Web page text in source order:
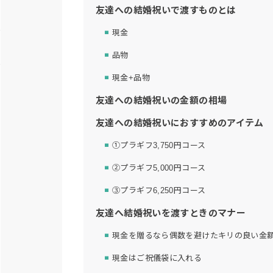
友達への結婚祝いで渡すものとは
現金
品物
現金+品物
友達への結婚祝いの金額の相場
友達への結婚祝いにおすすめのアイテム
①プラギフ3,750円コース
②プラギフ5,000円コース
③プラギフ6,250円コース
友達へ結婚祝いを渡すときのマナー
現金を贈るなら偶数を避けたキリの良い金
現金はご祝儀袋に入れる